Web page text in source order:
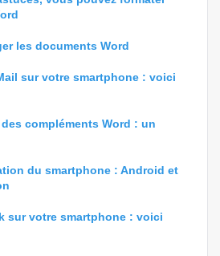
les documents Word
sur votre smartphone : voici
compléments Word : un
du smartphone : Android et
sur votre smartphone : voici